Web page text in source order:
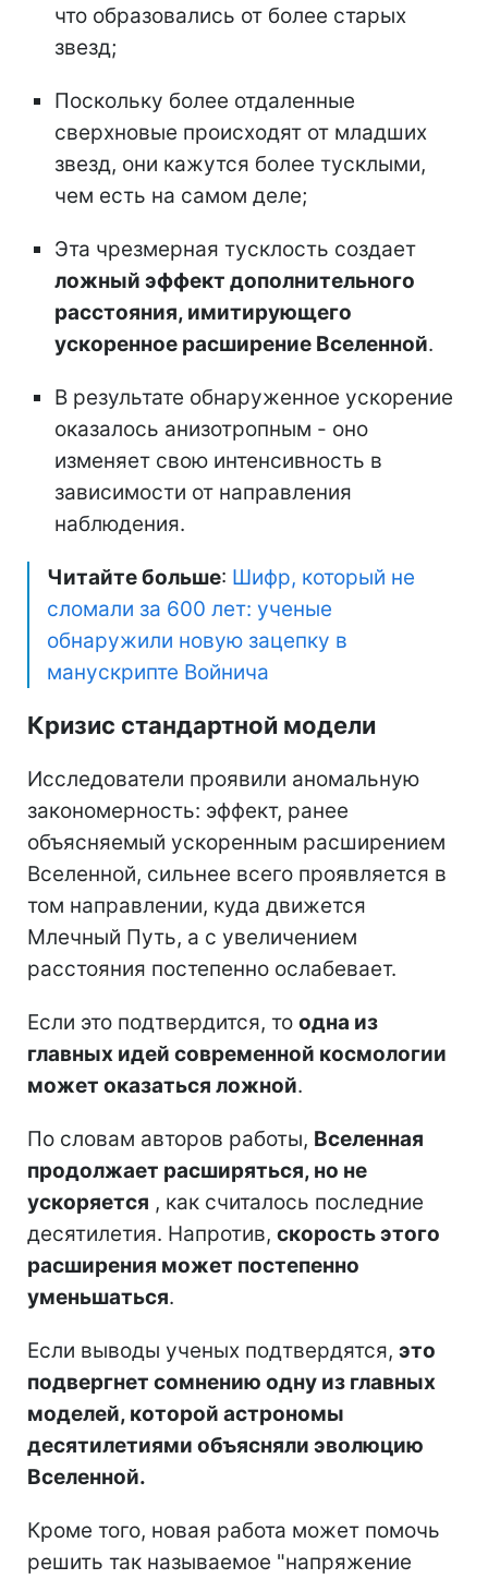
что образовались от более старых
звезд;
Поскольку более отдаленные
сверхновые происходят от младших
звезд, они кажутся более тусклыми,
чем есть на самом деле;
Эта чрезмерная тусклость создает
ложный эффект дополнительного
расстояния, имитирующего
ускоренное расширение Вселенной.
В результате обнаруженное ускорение
оказалось анизотропным - оно
изменяет свою интенсивность в
зависимости от направления
наблюдения.
Читайте больше: Шифр, который не
сломали за 600 лет: ученые
обнаружили новую зацепку в
манускрипте Войнича
Кризис стандартной модели
Исследователи проявили аномальную
закономерность: эффект, ранее
объясняемый ускоренным расширением
Вселенной, сильнее всего проявляется в
том направлении, куда движется
Млечный Путь, а с увеличением
расстояния постепенно ослабевает.
Если это подтвердится, то одна из
главных идей современной космологии
может оказаться ложной.
По словам авторов работы, Вселенная
продолжает расширяться, но не
ускоряется , как считалось последние
десятилетия. Напротив, скорость этого
расширения может постепенно
уменьшаться.
Если выводы ученых подтвердятся, это
подвергнет сомнению одну из главных
моделей, которой астрономы
десятилетиями объясняли эволюцию
Вселенной.
Кроме того, новая работа может помочь
решить так называемое "напряжение